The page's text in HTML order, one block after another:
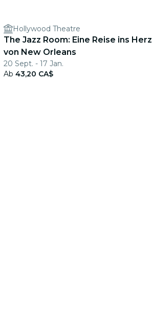
Hollywood Theatre
The Jazz Room: Eine Reise ins Herz
von New Orleans
20 Sept. - 17 Jan.
Ab 43,20 CA$